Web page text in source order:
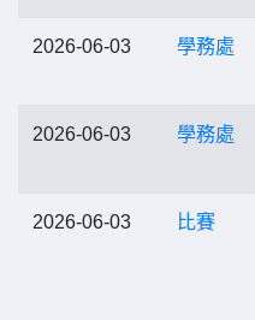
2026-06-03 學務處
2026-06-03 學務處
2026-06-03 比賽